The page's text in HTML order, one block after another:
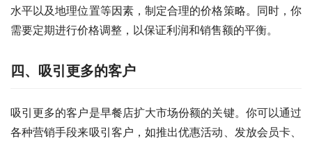
水平以及地理位置等因素，制定合理的价格策略。同时，你
需要定期进行价格调整，以保证利润和销售额的平衡。
四、吸引更多的客户
吸引更多的客户是早餐店扩大市场份额的关键。你可以通过
各种营销手段来吸引客户，如推出优惠活动、发放会员卡、